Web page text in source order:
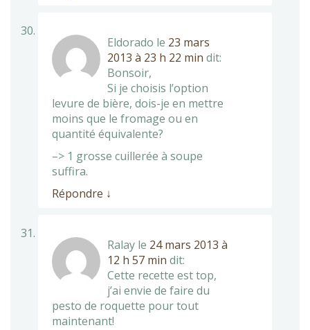
Eldorado le 23 mars
2013 à 23 h 22 min dit:
Bonsoir,
Si je choisis l’option
levure de bière, dois-je en mettre
moins que le fromage ou en
quantité équivalente?
–> 1 grosse cuillerée à soupe
suffira.
Répondre ↓
Ralay le 24 mars 2013 à
12 h 57 min dit:
Cette recette est top,
j’ai envie de faire du
pesto de roquette pour tout
maintenant!